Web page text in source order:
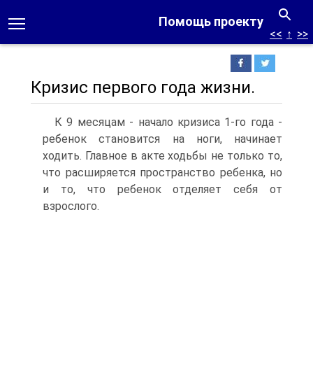
Помощь проекту
<< ↑ >>
Кризис первого года жизни.
К 9 месяцам - начало кризиса 1-го года -
ребенок становится на ноги, начинает
ходить. Главное в акте ходьбы не только то,
что расширяется пространство ребенка, но
и то, что ребенок отделяет себя от
взрослого.